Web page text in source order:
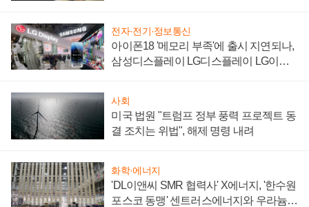
전자·전기·정보통신
아이폰18 '메모리 부족'에 출시 지연되나,
삼성디스플레이 LG디스플레이 LG이노
사회
미국 법원 "트럼프 정부 풍력 프로젝트 동
결 조치는 위법", 해제 명령 내려
화학·에너지
'DL이앤씨 SMR 협력사' X에너지, '한수원
포스코 동맹' 센트러스에너지와 우라늄